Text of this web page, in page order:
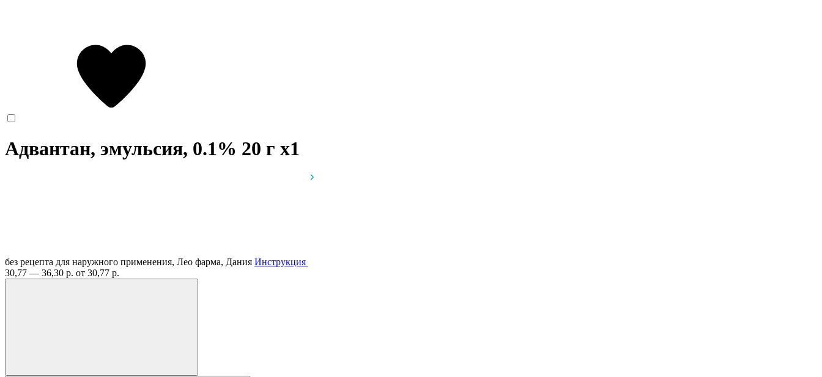
Адвантан, эмульсия, 0.1% 20 г x1
без рецепта для наружного применения, Лео фарма, Дания Инструкция
30,77 — 36,30 р. от 30,77 р.